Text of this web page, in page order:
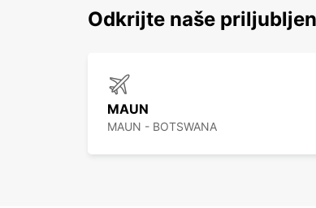
Odkrijte naše
MAUN
MAUN - BOTSWANA